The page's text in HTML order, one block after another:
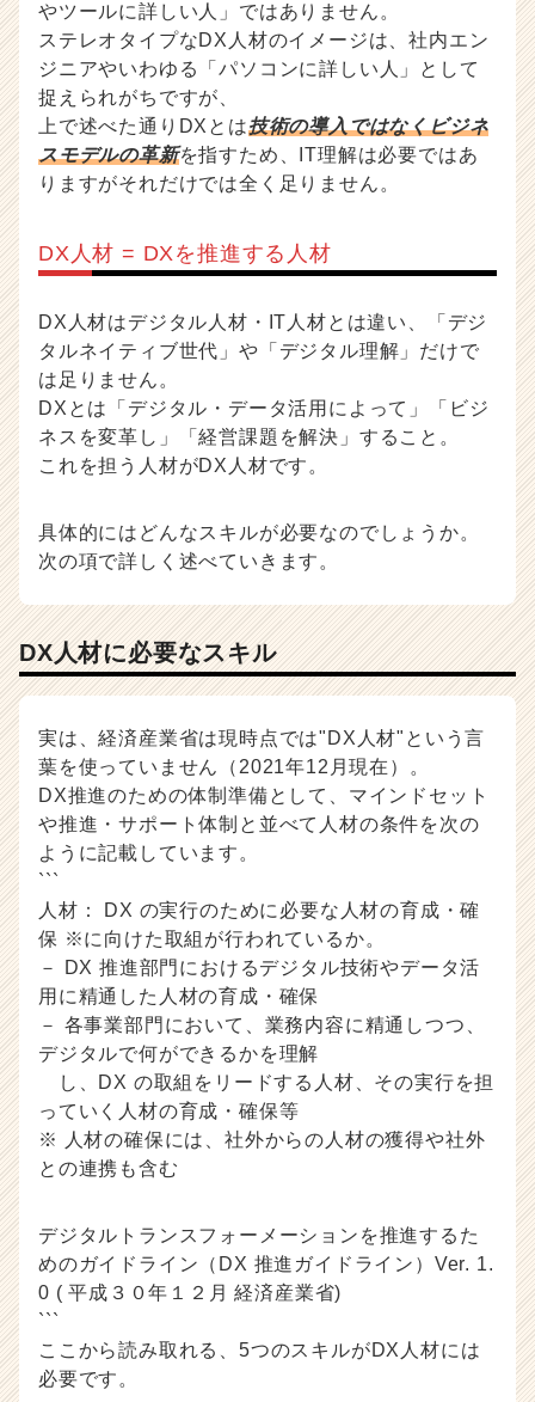
やツールに詳しい人」ではありません。
ステレオタイプなDX人材のイメージは、社内エン
ジニアやいわゆる「パソコンに詳しい人」として
捉えられがちですが、
上で述べた通りDXとは技術の導入ではなくビジネ
スモデルの革新を指すため、IT理解は必要ではあ
りますがそれだけでは全く足りません。
DX人材 = DXを推進する人材
DX人材はデジタル人材・IT人材とは違い、「デジ
タルネイティブ世代」や「デジタル理解」だけで
は足りません。
DXとは「デジタル・データ活用によって」「ビジ
ネスを変革し」「経営課題を解決」すること。
これを担う人材がDX人材です。
具体的にはどんなスキルが必要なのでしょうか。
次の項で詳しく述べていきます。
DX人材に必要なスキル
実は、経済産業省は現時点では"DX人材"という言
葉を使っていません（2021年12月現在）。
DX推進のための体制準備として、マインドセット
や推進・サポート体制と並べて人材の条件を次の
ように記載しています。
```
人材： DX の実行のために必要な人材の育成・確
保 ※に向けた取組が行われているか。
－ DX 推進部門におけるデジタル技術やデータ活
用に精通した人材の育成・確保
－ 各事業部門において、業務内容に精通しつつ、
デジタルで何ができるかを理解
し、DX の取組をリードする人材、その実行を担
っていく人材の育成・確保等
※ 人材の確保には、社外からの人材の獲得や社外
との連携も含む
デジタルトランスフォーメーションを推進するた
めのガイドライン（DX 推進ガイドライン）Ver. 1.
0 ( 平成３０年１２月 経済産業省)
```
ここから読み取れる、5つのスキルがDX人材には
必要です。